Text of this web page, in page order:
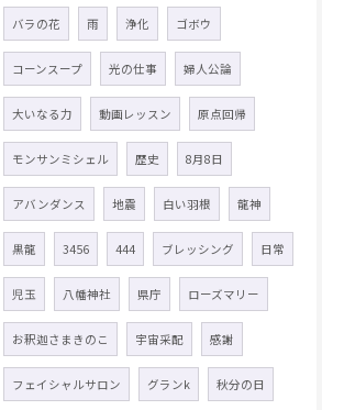
バラの花 雨 浄化 ゴボウ
コーンスープ 光の仕事 婦人公論
大いなる力 動画レッスン 原点回帰
モンサンミシェル 歴史 8月8日
アバンダンス 地震 白い羽根 龍神
黒龍 3456 444 ブレッシング 日常
児玉 八幡神社 県庁 ローズマリー
お釈迦さまきのこ 宇宙采配 感謝
フェイシャルサロン グランk 秋分の日